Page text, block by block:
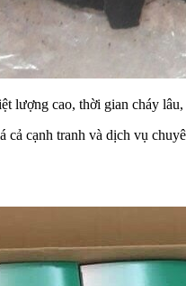
lượng cao, thời gian cháy
cạnh tranh và dịch vụ